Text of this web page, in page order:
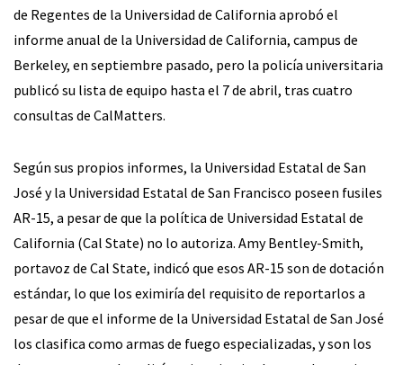
de Regentes de la Universidad de California aprobó el
informe anual de la Universidad de California, campus de
Berkeley, en septiembre pasado, pero la policía universitaria
publicó su lista de equipo hasta el 7 de abril, tras cuatro
consultas de CalMatters.
Según sus propios informes, la Universidad Estatal de San
José y la Universidad Estatal de San Francisco poseen fusiles
AR-15, a pesar de que la política de Universidad Estatal de
California (Cal State) no lo autoriza. Amy Bentley-Smith,
portavoz de Cal State, indicó que esos AR-15 son de dotación
estándar, lo que los eximiría del requisito de reportarlos a
pesar de que el informe de la Universidad Estatal de San José
los clasifica como armas de fuego especializadas, y son los